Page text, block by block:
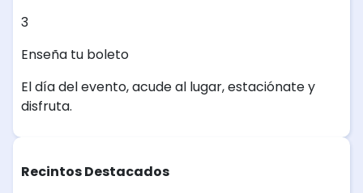
3
Enseña tu boleto
El día del evento, acude al lugar, estaciónate y
disfruta.
Recintos Destacados